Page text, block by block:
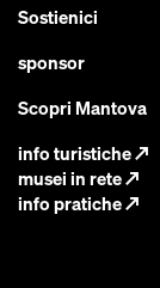
Sostienici
sponsor
Scopri Mantova
info turistiche↗
musei in rete↗
info pratiche↗